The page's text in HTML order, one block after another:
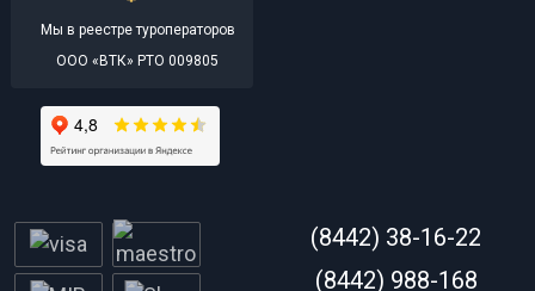
Мы в реестре туроператоров
ООО «ВТК» РТО 009805
(8442) 38-16-22
(8442) 988-168